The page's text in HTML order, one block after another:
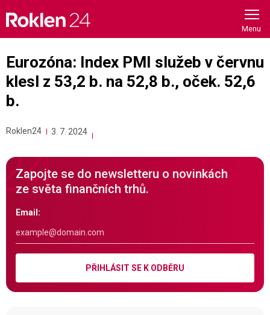
content
Eurozóna: Index PMI služeb v červnu
klesl z 53,2 b. na 52,8 b., oček. 52,6
b.
Roklen24 3. 7. 2024
Zapojte se do newsletteru o novinkách
ze světa finančních trhů.
Email:
PŘIHLÁSIT SE K ODBĚRU